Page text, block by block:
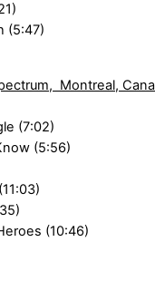
(5:47)
Montreal,
(7:02)
(5:56)
(10:46)